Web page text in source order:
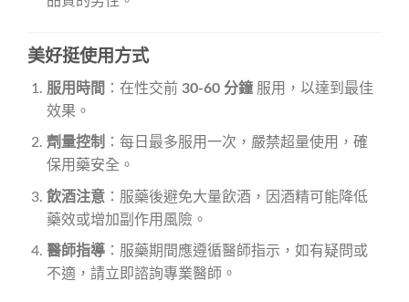
美好挺使用方式
服用時間 ：在性交前 30-60 分鐘服用，以達到最佳
效果。
劑量控制
：每日最多服用一次，嚴禁超量使用，確
保用藥安全。
飲酒注意：服藥後避免大量飲酒，因酒精可能降低
藥效或增加副作用風險。
醫師指導：服藥期間應遵循醫師指示，如有疑問或
不適，請立即諮詢專業醫師。